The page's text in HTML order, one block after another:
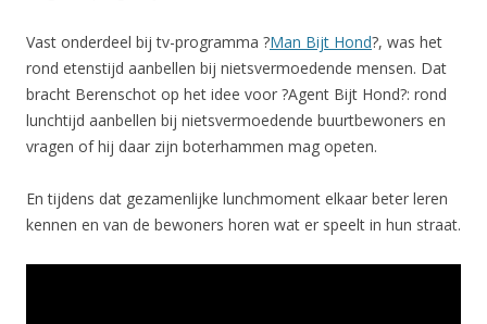
Vast onderdeel bij tv-programma ?Man Bijt Hond?, was het
rond etenstijd aanbellen bij nietsvermoedende mensen. Dat
bracht Berenschot op het idee voor ?Agent Bijt Hond?: rond
lunchtijd aanbellen bij nietsvermoedende buurtbewoners en
vragen of hij daar zijn boterhammen mag opeten.
En tijdens dat gezamenlijke lunchmoment elkaar beter leren
kennen en van de bewoners horen wat er speelt in hun straat.